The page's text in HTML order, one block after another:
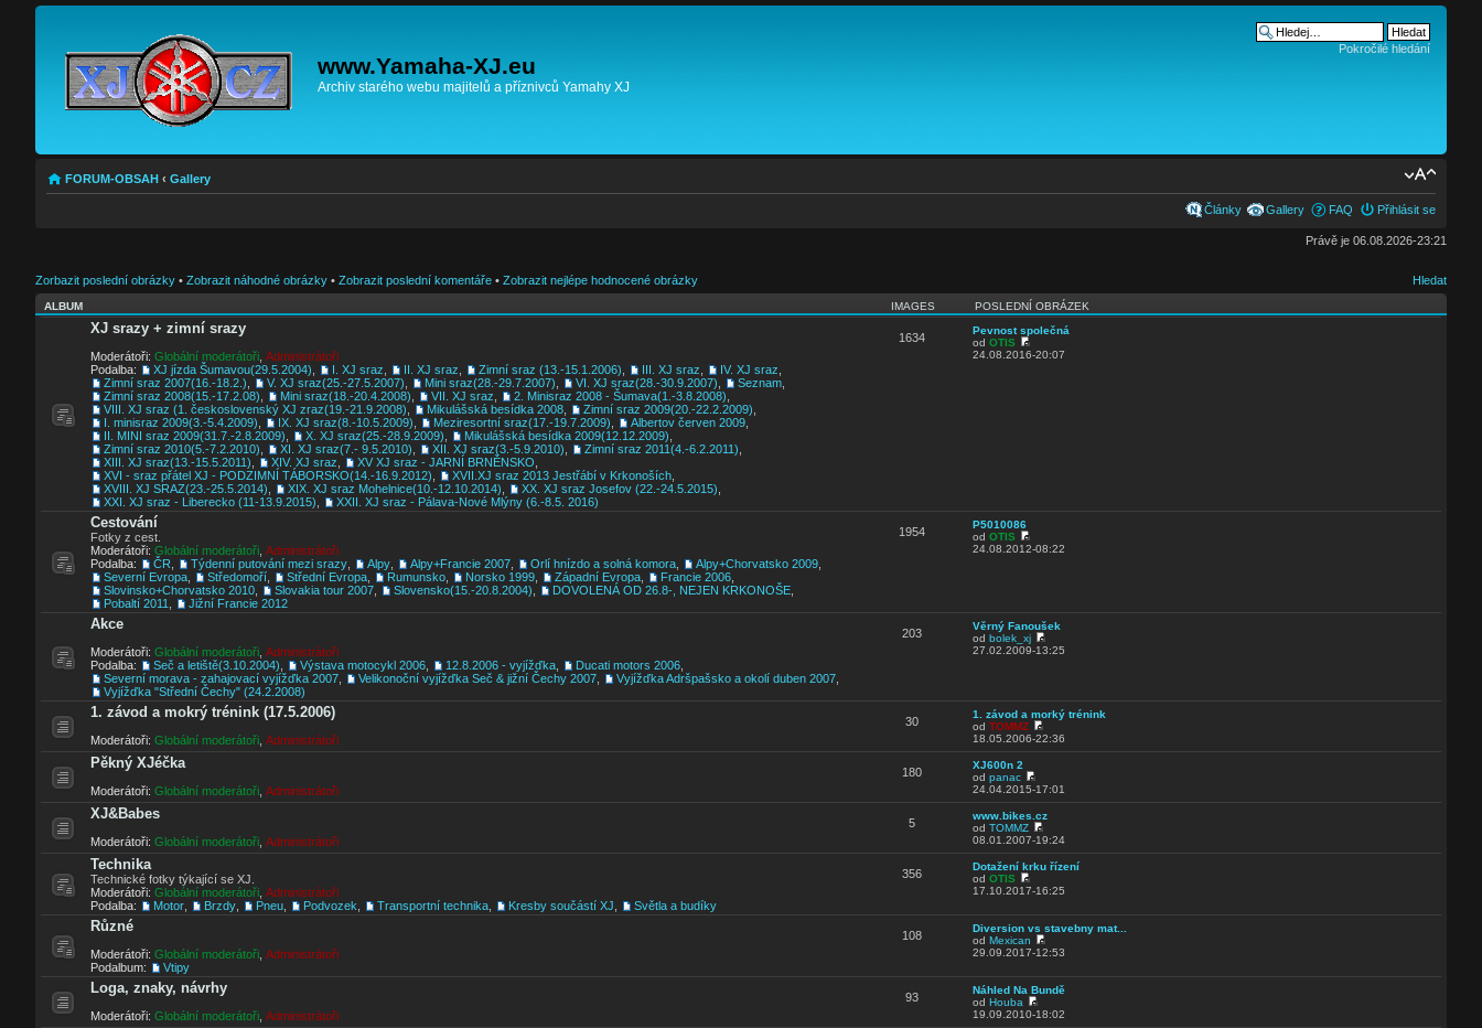
www.Yamaha-XJ.eu
Archiv starého webu majitelů a příznivců Yamahy XJ
Pokročilé hledání
FORUM-OBSAH ‹ Gallery
Články Gallery FAQ Přihlásit se
Právě je 06.08.2026-23:21
Zorbazit poslední obrázky • Zobrazit náhodné obrázky • Zobrazit poslední komentáře • Zobrazit nejlépe hodnocené obrázky Hledat
ALBUM IMAGES POSLEDNÍ OBRÁZEK
XJ srazy + zimní srazy
Moderátoři: Globální moderátoři Administrátoři
Podalba:
XJ jízda Šumavou(29.5.2004) I. XJ sraz II. XJ sraz Zimní sraz (13.-15.1.2006) III. XJ sraz IV. XJ sraz
Zimní sraz 2007(16.-18.2.)
V. XJ sraz(25.-27.5.2007) Mini sraz(28.-29.7.2007) VI. XJ sraz(28.-30.9.2007) Seznam
Zimní sraz 2008(15.-17.2.08)
Mini sraz(18.-20.4.2008) VII. XJ sraz 2. Minisraz 2008 - Šumava(1.-3.8.2008)
VIII. XJ sraz (1. československý XJ zraz(19.-21.9.2008)
Mikulášská besídka 2008 Zimní sraz 2009(20.-22.2.2009)
I. minisraz 2009(3.-5.4.2009)
IX. XJ sraz(8.-10.5.2009) Meziresortní sraz(17.-19.7.2009) Albertov červen 2009
II. MINI sraz 2009(31.7.-2.8.2009)
X. XJ sraz(25.-28.9.2009) Mikulášská besídka 2009(12.12.2009)
Zimní sraz 2010(5.-7.2.2010)
XI. XJ sraz(7.- 9.5.2010) XII. XJ sraz(3.-5.9.2010) Zimní sraz 2011(4.-6.2.2011)
XIII. XJ sraz(13.-15.5.2011)
XIV. XJ sraz XV XJ sraz - JARNÍ BRNĚNSKO
XVI - sraz přátel XJ - PODZIMNÍ TÁBORSKO(14.-16.9.2012)
XVII.XJ sraz 2013 Jestřábí v Krkonoších
XVIII. XJ SRAZ(23.-25.5.2014)
XIX. XJ sraz Mohelnice(10.-12.10.2014) XX. XJ sraz Josefov (22.-24.5.2015)
XXI. XJ sraz - Liberecko (11-13.9.2015)
XXII. XJ sraz - Pálava-Nové Mlýny (6.-8.5. 2016)
1634
Pevnost společná
odOTIS
24.08.2016-20:07
Cestování
Fotky z cest.
Moderátoři: Globální moderátoři Administrátoři
Podalba:
ČR Týdenní putování mezi srazy Alpy Alpy+Francie 2007 Orlí hnízdo a solná komora Alpy+Chorvatsko 2009
Severní Evropa
Středomoří Střední Evropa Rumunsko Norsko 1999 Západní Evropa Francie 2006
Slovinsko+Chorvatsko 2010
Slovakia tour 2007 Slovensko(15.-20.8.2004) DOVOLENÁ OD 26.8-, NEJEN KRKONOŠE
Pobaltí 2011
Jižní Francie 2012
1954
P5010086
odOTIS
24.08.2012-08:22
Akce
Moderátoři: Globální moderátoři Administrátoři
Podalba:
Seč a letiště(3.10.2004) Výstava motocykl 2006 12.8.2006 - vyjížďka Ducati motors 2006
Severní morava - zahajovací vyjížďka 2007
Velikonoční vyjížďka Seč & jižní Čechy 2007 Vyjížďka Adršpašsko a okolí duben 2007
Vyjížďka "Střední Čechy" (24.2.2008)
203
Věrný Fanoušek
odbolek_xj
27.02.2009-13:25
1. závod a mokrý trénink (17.5.2006)
Moderátoři: Globální moderátoři Administrátoři
30
1. závod a morký trénink
odTOMMZ
18.05.2006-22:36
Pěkný XJéčka
Moderátoři: Globální moderátoři Administrátoři
180
XJ600n 2
odpanac
24.04.2015-17:01
XJ&Babes
Moderátoři: Globální moderátoři Administrátoři
5
www.bikes.cz
odTOMMZ
08.01.2007-19:24
Technika
Technické fotky týkající se XJ.
Moderátoři: Globální moderátoři Administrátoři
Podalba:
Motor Brzdy Pneu Podvozek Transportní technika Kresby součástí XJ Světla a budíky
356
Dotažení krku řízení
odOTIS
17.10.2017-16:25
Různé
Moderátoři: Globální moderátoři Administrátoři
Podalbum:
Vtipy
108
Diversion vs stavebny mat...
odMexican
29.09.2017-12:53
Loga, znaky, návrhy
Moderátoři: Globální moderátoři Administrátoři
93
Náhled Na Bundě
odHouba
19.09.2010-18:02